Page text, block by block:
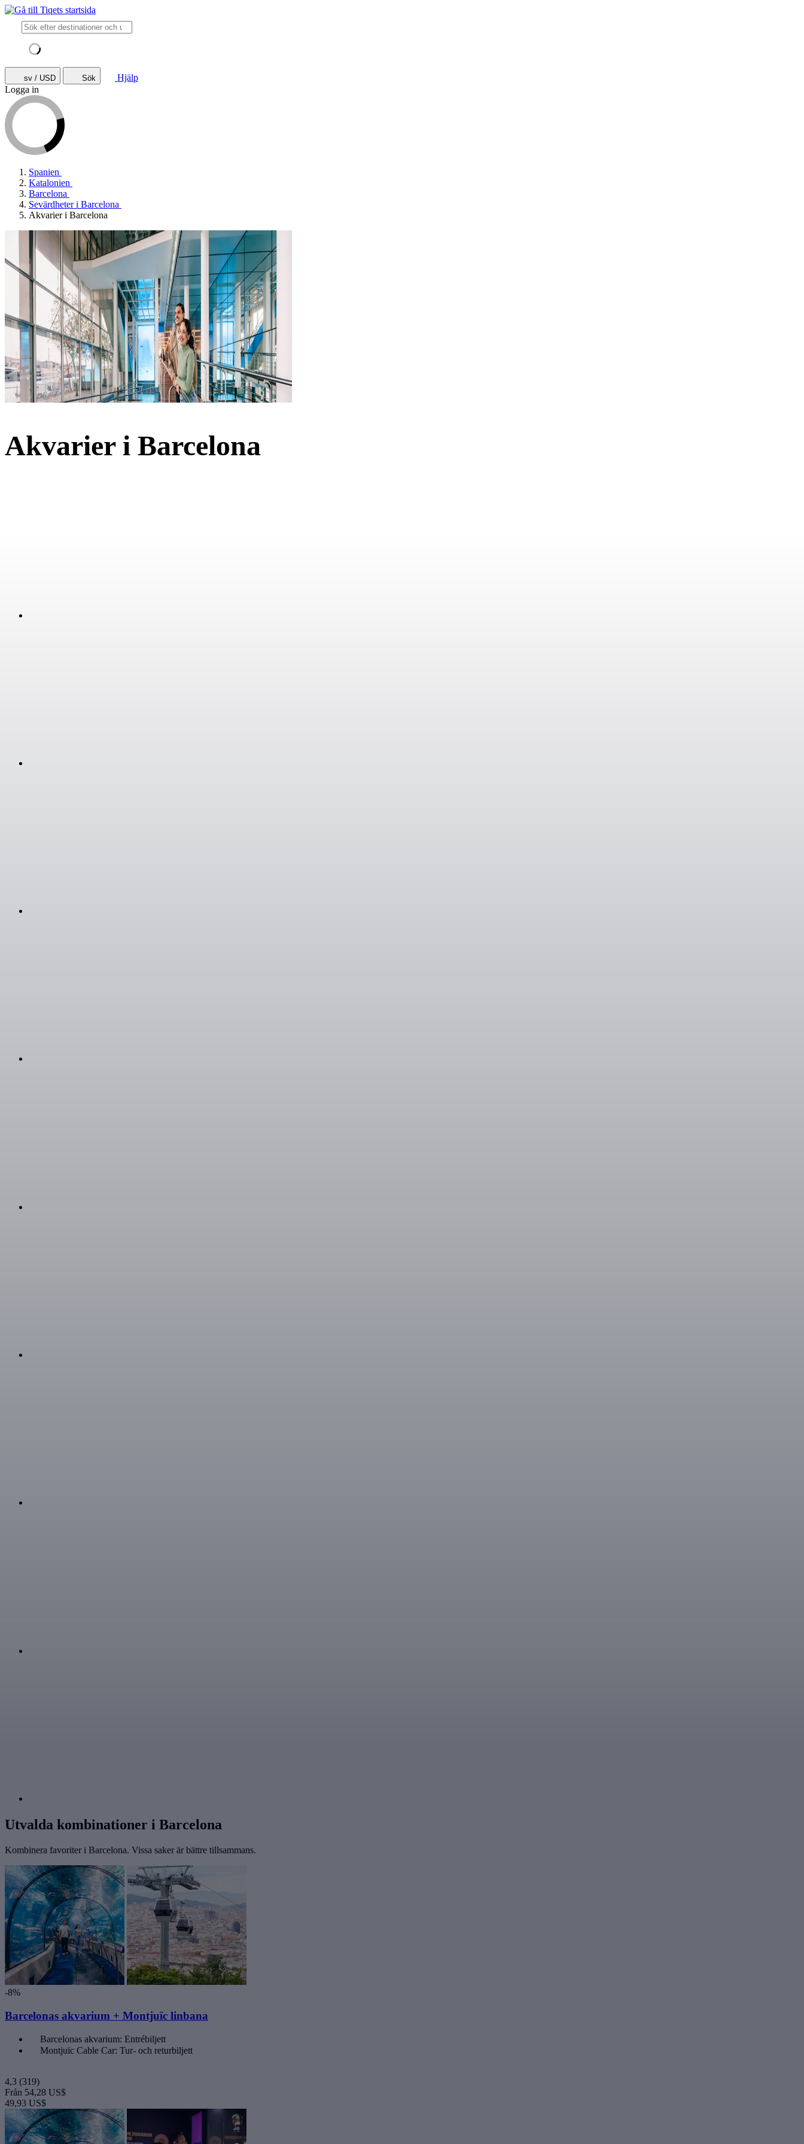
sv / USD Sök
Hjälp
Logga in
Spanien
Katalonien
Barcelona
Sevärdheter i Barcelona
Akvarier i Barcelona
Akvarier i Barcelona
Utvalda kombinationer i Barcelona
Kombinera favoriter i Barcelona. Vissa saker är bättre tillsammans.
-8%
Barcelonas akvarium + Montjuïc linbana
Barcelonas akvarium: Entrébiljett
Montjuïc Cable Car: Tur- och returbiljett
4,3 (319)
Från 54,28 US$
49,93 US$